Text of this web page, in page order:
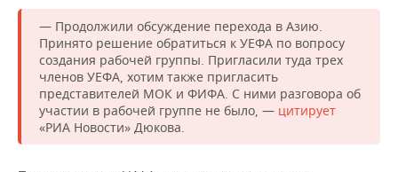
ВОЛЕЙБОЛ
КИБЕРСПОРТ
ФИГУРНОЕ КАТАНИЕ
ИСТОРИЯ
КУЛЬТУРА
МЕДИЦИНА
СПИСОК ПЕРСОН
СПИСОК КОМПАНИЙ
ПОЛНАЯ ВЕРСИЯ
— Продолжили обсуждение перехода в Азию.
Принято решение обратиться к УЕФА по вопросу
создания рабочей группы. Пригласили туда трех
членов УЕФА, хотим также пригласить
представителей МОК и ФИФА. С ними разговора об
участии в рабочей группе не было, — цитирует
«РИА Новости» Дюкова.